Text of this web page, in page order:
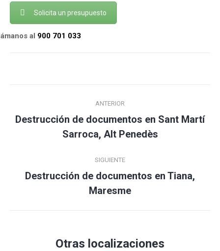
Solicita un presupuesto
al 900 701 033
entre
publicaciones
ANTERIOR
Publicación
anterior:
Destrucción de documentos en Sant Martí
Sarroca, Alt Penedès
SIGUIENTE
Publicación
siguiente:
Destrucción de documentos en Tiana,
Maresme
Otras localizaciones